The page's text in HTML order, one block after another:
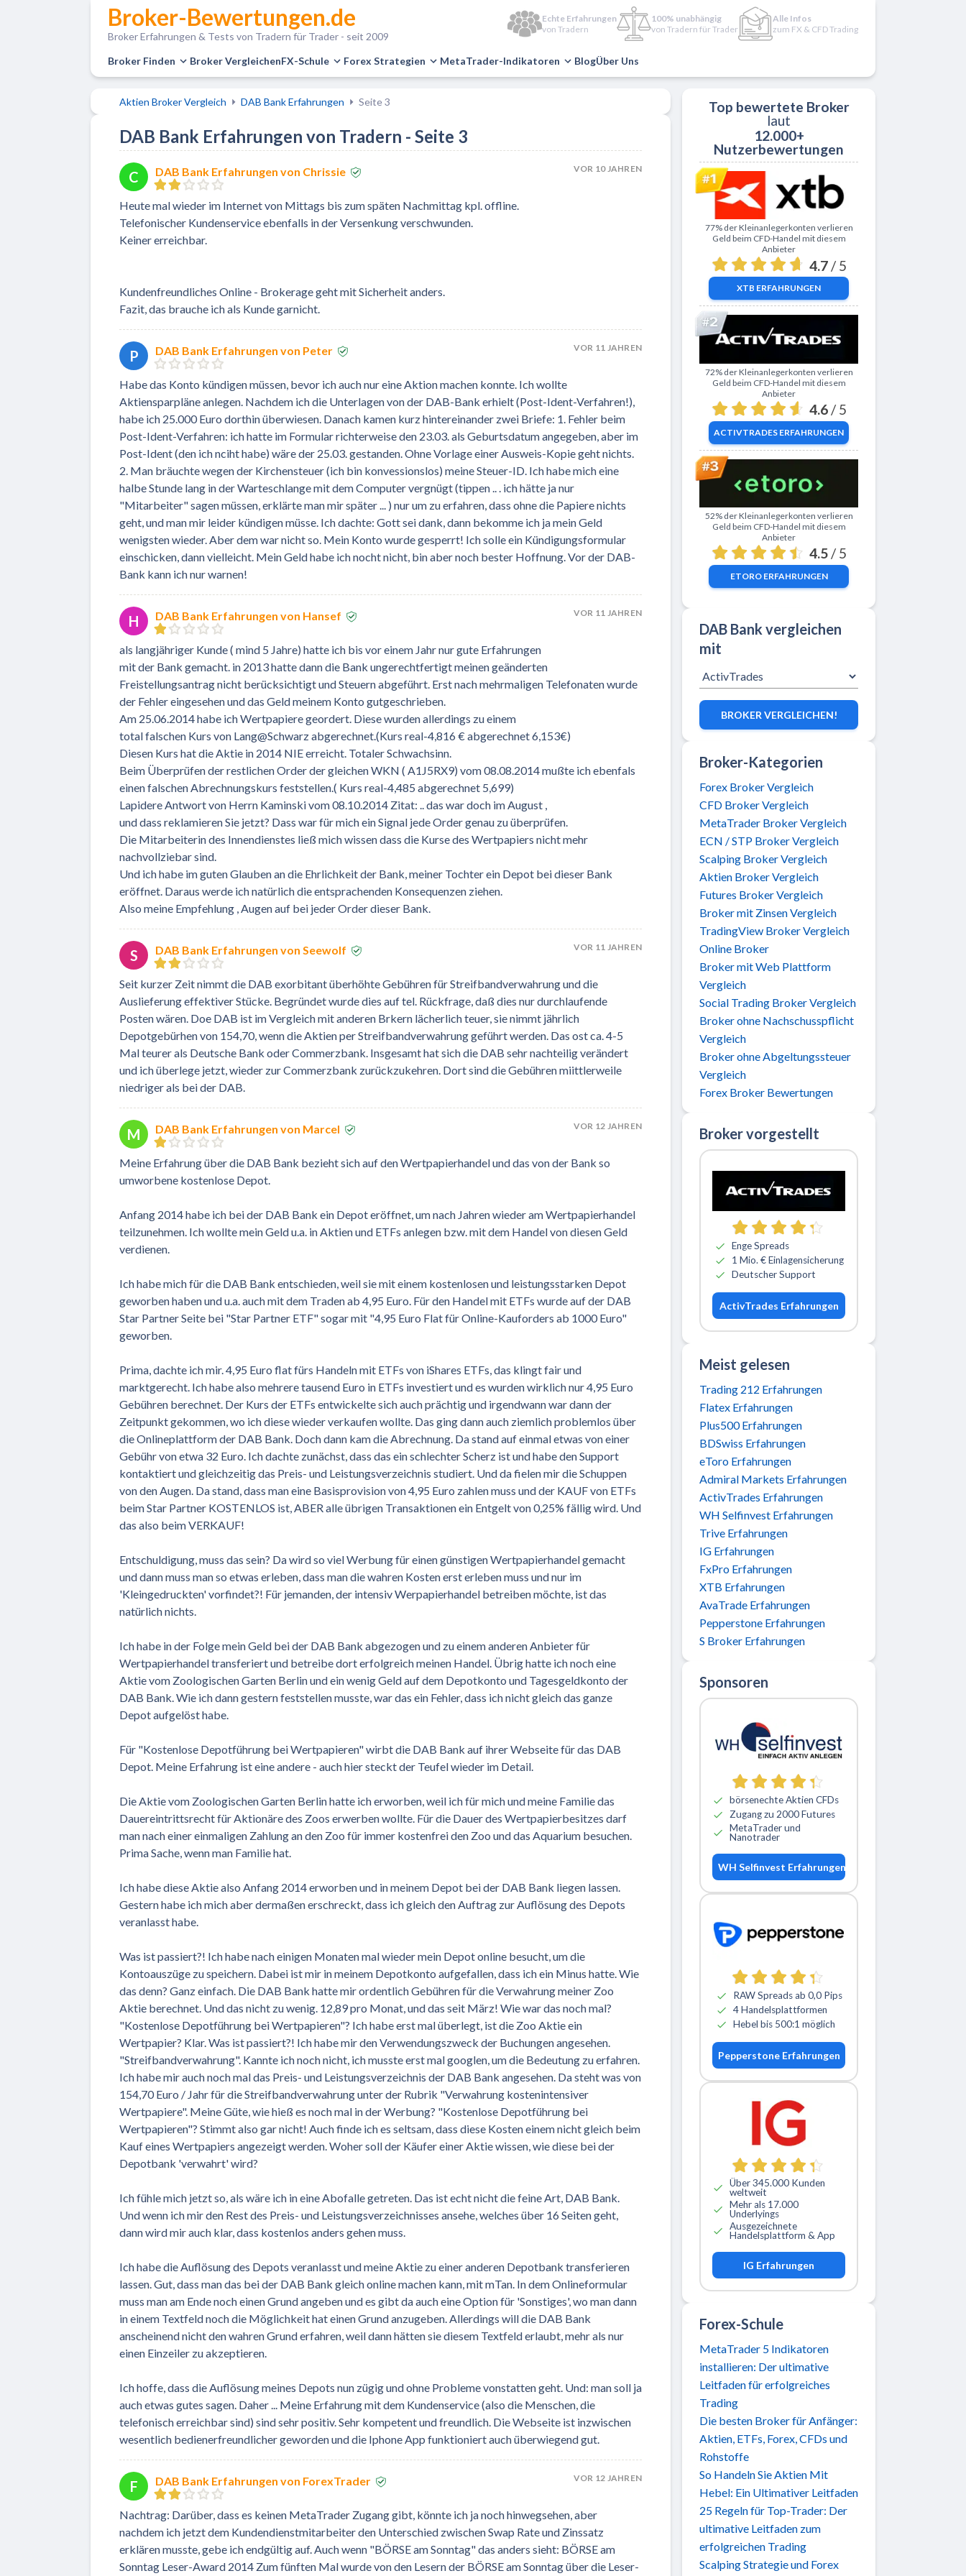
Broker-Bewertungen.de
Broker Erfahrungen & Tests von Tradern für Trader - seit 2009
Echte Erfahrungen
von Tradern
100% unabhängig
von Tradern für Trader
Alle Infos
zum FX & CFD Trading
Broker Finden Broker VergleichenFX-Schule Forex Strategien MetaTrader-Indikatoren BlogÜber Uns
Aktien Broker Vergleich DAB Bank Erfahrungen Seite 3
DAB Bank Erfahrungen von Tradern - Seite 3
C DAB Bank Erfahrungen von Chrissie VOR 10 JAHREN
Heute mal wieder im Internet von Mittags bis zum späten Nachmittag kpl. offline.
Telefonischer Kundenservice ebenfalls in der Versenkung verschwunden.
Keiner erreichbar.
Kundenfreundliches Online - Brokerage geht mit Sicherheit anders.
Fazit, das brauche ich als Kunde garnicht.
P DAB Bank Erfahrungen von Peter VOR 11 JAHREN
Habe das Konto kündigen müssen, bevor ich auch nur eine Aktion machen konnte. Ich wollte
Aktiensparpläne anlegen. Nachdem ich die Unterlagen von der DAB-Bank erhielt (Post-Ident-Verfahren!),
habe ich 25.000 Euro dorthin überwiesen. Danach kamen kurz hintereinander zwei Briefe: 1. Fehler beim
Post-Ident-Verfahren: ich hatte im Formular richterweise den 23.03. als Geburtsdatum angegeben, aber im
Post-Ident (den ich nciht habe) wäre der 25.03. gestanden. Ohne Vorlage einer Ausweis-Kopie geht nichts.
2. Man bräuchte wegen der Kirchensteuer (ich bin konvessionslos) meine Steuer-ID. Ich habe mich eine
halbe Stunde lang in der Warteschlange mit dem Computer vergnügt (tippen .. . ich hätte ja nur
"Mitarbeiter" sagen müssen, erklärte man mir später ... ) nur um zu erfahren, dass ohne die Papiere nichts
geht, und man mir leider kündigen müsse. Ich dachte: Gott sei dank, dann bekomme ich ja mein Geld
wenigsten wieder. Aber dem war nicht so. Mein Konto wurde gesperrt! Ich solle ein Kündigungsformular
einschicken, dann vielleicht. Mein Geld habe ich nocht nicht, bin aber noch bester Hoffnung. Vor der DAB-
Bank kann ich nur warnen!
H DAB Bank Erfahrungen von Hansef VOR 11 JAHREN
als langjähriger Kunde ( mind 5 Jahre) hatte ich bis vor einem Jahr nur gute Erfahrungen
mit der Bank gemacht. in 2013 hatte dann die Bank ungerechtfertigt meinen geänderten
Freistellungsantrag nicht berücksichtigt und Steuern abgeführt. Erst nach mehrmaligen Telefonaten wurde
der Fehler eingesehen und das Geld meinem Konto gutgeschrieben.
Am 25.06.2014 habe ich Wertpapiere geordert. Diese wurden allerdings zu einem
total falschen Kurs von Lang@Schwarz abgerechnet.(Kurs real-4,816 € abgerechnet 6,153€)
Diesen Kurs hat die Aktie in 2014 NIE erreicht. Totaler Schwachsinn.
Beim Überprüfen der restlichen Order der gleichen WKN ( A1J5RX9) vom 08.08.2014 mußte ich ebenfals
einen falschen Abrechnungskurs feststellen.( Kurs real-4,485 abgerechnet 5,699)
Lapidere Antwort von Herrn Kaminski vom 08.10.2014 Zitat: .. das war doch im August ,
und dass reklamieren Sie jetzt? Dass war für mich ein Signal jede Order genau zu überprüfen.
Die Mitarbeiterin des Innendienstes ließ mich wissen dass die Kurse des Wertpapiers nicht mehr
nachvollziebar sind.
Und ich habe im guten Glauben an die Ehrlichkeit der Bank, meiner Tochter ein Depot bei dieser Bank
eröffnet. Daraus werde ich natürlich die entsprachenden Konsequenzen ziehen.
Also meine Empfehlung , Augen auf bei jeder Order dieser Bank.
S DAB Bank Erfahrungen von Seewolf VOR 11 JAHREN
Seit kurzer Zeit nimmt die DAB exorbitant überhöhte Gebühren für Streifbandverwahrung und die
Auslieferung effektiver Stücke. Begründet wurde dies auf tel. Rückfrage, daß dies nur durchlaufende
Posten wären. Doe DAB ist im Vergleich mit anderen Brkern lächerlich teuer, sie nimmt jährlich
Depotgebürhen von 154,70, wenn die Aktien per Streifbandverwahrung geführt werden. Das ost ca. 4-5
Mal teurer als Deutsche Bank oder Commerzbank. Insgesamt hat sich die DAB sehr nachteilig verändert
und ich überlege jetzt, wieder zur Commerzbank zurückzukehren. Dort sind die Gebühren miittlerweile
niedriger als bei der DAB.
M DAB Bank Erfahrungen von Marcel VOR 12 JAHREN
Meine Erfahrung über die DAB Bank bezieht sich auf den Wertpapierhandel und das von der Bank so
umworbene kostenlose Depot.
Anfang 2014 habe ich bei der DAB Bank ein Depot eröffnet, um nach Jahren wieder am Wertpapierhandel
teilzunehmen. Ich wollte mein Geld u.a. in Aktien und ETFs anlegen bzw. mit dem Handel von diesen Geld
verdienen.
Ich habe mich für die DAB Bank entschieden, weil sie mit einem kostenlosen und leistungsstarken Depot
geworben haben und u.a. auch mit dem Traden ab 4,95 Euro. Für den Handel mit ETFs wurde auf der DAB
Star Partner Seite bei "Star Partner ETF" sogar mit "4,95 Euro Flat für Online-Kauforders ab 1000 Euro"
geworben.
Prima, dachte ich mir. 4,95 Euro flat fürs Handeln mit ETFs von iShares ETFs, das klingt fair und
marktgerecht. Ich habe also mehrere tausend Euro in ETFs investiert und es wurden wirklich nur 4,95 Euro
Gebühren berechnet. Der Kurs der ETFs entwickelte sich auch prächtig und irgendwann war dann der
Zeitpunkt gekommen, wo ich diese wieder verkaufen wollte. Das ging dann auch ziemlich problemlos über
die Onlineplattform der DAB Bank. Doch dann kam die Abrechnung. Da stand auf einmal etwas von einer
Gebühr von etwa 32 Euro. Ich dachte zunächst, dass das ein schlechter Scherz ist und habe den Support
kontaktiert und gleichzeitig das Preis- und Leistungsverzeichnis studiert. Und da fielen mir die Schuppen
von den Augen. Da stand, dass man eine Basisprovision von 4,95 Euro zahlen muss und der KAUF von ETFs
beim Star Partner KOSTENLOS ist, ABER alle übrigen Transaktionen ein Entgelt von 0,25% fällig wird. Und
das also beim VERKAUF!
Entschuldigung, muss das sein? Da wird so viel Werbung für einen günstigen Wertpapierhandel gemacht
und dann muss man so etwas erleben, dass man die wahren Kosten erst erleben muss und nur im
'Kleingedruckten' vorfindet?! Für jemanden, der intensiv Werpapierhandel betreiben möchte, ist das
natürlich nichts.
Ich habe in der Folge mein Geld bei der DAB Bank abgezogen und zu einem anderen Anbieter für
Wertpapierhandel transferiert und betreibe dort erfolgreich meinen Handel. Übrig hatte ich noch eine
Aktie vom Zoologischen Garten Berlin und ein wenig Geld auf dem Depotkonto und Tagesgeldkonto der
DAB Bank. Wie ich dann gestern feststellen musste, war das ein Fehler, dass ich nicht gleich das ganze
Depot aufgelöst habe.
Für "Kostenlose Depotführung bei Wertpapieren" wirbt die DAB Bank auf ihrer Webseite für das DAB
Depot. Meine Erfahrung ist eine andere - auch hier steckt der Teufel wieder im Detail.
Die Aktie vom Zoologischen Garten Berlin hatte ich erworben, weil ich für mich und meine Familie das
Dauereintrittsrecht für Aktionäre des Zoos erwerben wollte. Für die Dauer des Wertpapierbesitzes darf
man nach einer einmaligen Zahlung an den Zoo für immer kostenfrei den Zoo und das Aquarium besuchen.
Prima Sache, wenn man Familie hat.
Ich habe diese Aktie also Anfang 2014 erworben und in meinem Depot bei der DAB Bank liegen lassen.
Gestern habe ich mich aber dermaßen erschreckt, dass ich gleich den Auftrag zur Auflösung des Depots
veranlasst habe.
Was ist passiert?! Ich habe nach einigen Monaten mal wieder mein Depot online besucht, um die
Kontoauszüge zu speichern. Dabei ist mir in meinem Depotkonto aufgefallen, dass ich ein Minus hatte. Wie
das denn? Ganz einfach. Die DAB Bank hatte mir ordentlich Gebühren für die Verwahrung meiner Zoo
Aktie berechnet. Und das nicht zu wenig. 12,89 pro Monat, und das seit März! Wie war das noch mal?
"Kostenlose Depotführung bei Wertpapieren"? Ich habe erst mal überlegt, ist die Zoo Aktie ein
Wertpapier? Klar. Was ist passiert?! Ich habe mir den Verwendungszweck der Buchungen angesehen.
"Streifbandverwahrung". Kannte ich noch nicht, ich musste erst mal googlen, um die Bedeutung zu erfahren.
Ich habe mir auch noch mal das Preis- und Leistungsverzeichnis der DAB Bank angesehen. Da steht was von
154,70 Euro / Jahr für die Streifbandverwahrung unter der Rubrik "Verwahrung kostenintensiver
Wertpapiere". Meine Güte, wie hieß es noch mal in der Werbung? "Kostenlose Depotführung bei
Wertpapieren"? Stimmt also gar nicht! Auch finde ich es seltsam, dass diese Kosten einem nicht gleich beim
Kauf eines Wertpapiers angezeigt werden. Woher soll der Käufer einer Aktie wissen, wie diese bei der
Depotbank 'verwahrt' wird?
Ich fühle mich jetzt so, als wäre ich in eine Abofalle getreten. Das ist echt nicht die feine Art, DAB Bank.
Und wenn ich mir den Rest des Preis- und Leistungsverzeichnisses ansehe, welches über 16 Seiten geht,
dann wird mir auch klar, dass kostenlos anders gehen muss.
Ich habe die Auflösung des Depots veranlasst und meine Aktie zu einer anderen Depotbank transferieren
lassen. Gut, dass man das bei der DAB Bank gleich online machen kann, mit mTan. In dem Onlineformular
muss man am Ende noch einen Grund angeben und es gibt da auch eine Option für 'Sonstiges', wo man dann
in einem Textfeld noch die Möglichkeit hat einen Grund anzugeben. Allerdings will die DAB Bank
anscheinend nicht den wahren Grund erfahren, weil dann hätten sie diesem Textfeld erlaubt, mehr als nur
einen Einzeiler zu akzeptieren.
Ich hoffe, dass die Auflösung meines Depots nun zügig und ohne Probleme vonstatten geht. Und: man soll ja
auch etwas gutes sagen. Daher ... Meine Erfahrung mit dem Kundenservice (also die Menschen, die
telefonisch erreichbar sind) sind sehr positiv. Sehr kompetent und freundlich. Die Webseite ist inzwischen
wesentlich bedienerfreundlicher geworden und die Iphone App funktioniert auch überwiegend gut.
F DAB Bank Erfahrungen von ForexTrader VOR 12 JAHREN
Nachtrag: Darüber, dass es keinen MetaTrader Zugang gibt, könnte ich ja noch hinwegsehen, aber
nachdem ich jetzt dem Kundendienstmitarbeiter den Unterschied zwischen Swap Rate und Zinssatz
erklären musste, gebe ich endgültig auf. Auch wenn "BÖRSE am Sonntag" das anders sieht: BÖRSE am
Sonntag Leser-Award 2014 Zum fünften Mal wurde von den Lesern der BÖRSE am Sonntag über die Leser-
Top bewertete Broker
laut
12.000+
Nutzerbewertungen
Zu XTB
77% der Kleinanlegerkonten verlieren
Geld beim CFD-Handel mit diesem
Anbieter
4.7 / 5
XTB ERFAHRUNGEN
Zu ActivTrades
72% der Kleinanlegerkonten verlieren
Geld beim CFD-Handel mit diesem
Anbieter
4.6 / 5
ACTIVTRADES ERFAHRUNGEN
Zu eToro
52% der Kleinanlegerkonten verlieren
Geld beim CFD-Handel mit diesem
Anbieter
4.5 / 5
ETOROERFAHRUNGEN
DAB Bank vergleichen
mit
BROKER VERGLEICHEN!
Broker-Kategorien
Forex Broker Vergleich
CFD Broker Vergleich
MetaTrader Broker Vergleich
ECN / STP Broker Vergleich
Scalping Broker Vergleich
Aktien Broker Vergleich
Futures Broker Vergleich
Broker mit Zinsen Vergleich
TradingView Broker Vergleich
Online Broker
Broker mit Web Plattform
Vergleich
Social Trading Broker Vergleich
Broker ohne Nachschusspflicht
Vergleich
Broker ohne Abgeltungssteuer
Vergleich
Forex Broker Bewertungen
Broker vorgestellt
Zu ActivTrades
Enge Spreads
1 Mio. € Einlagensicherung
Deutscher Support
ActivTrades Erfahrungen
Meist gelesen
Trading 212 Erfahrungen
Flatex Erfahrungen
Plus500 Erfahrungen
BDSwiss Erfahrungen
eToro Erfahrungen
Admiral Markets Erfahrungen
ActivTrades Erfahrungen
WH Selfinvest Erfahrungen
Trive Erfahrungen
IG Erfahrungen
FxPro Erfahrungen
XTB Erfahrungen
AvaTrade Erfahrungen
Pepperstone Erfahrungen
S Broker Erfahrungen
Sponsoren
börsenechte Aktien CFDs
Zugang zu 2000 Futures
MetaTrader und
Nanotrader
WH Selfinvest Erfahrungen
RAW Spreads ab 0,0 Pips
4 Handelsplattformen
Hebel bis 500:1 möglich
Pepperstone Erfahrungen
Über 345.000 Kunden
weltweit
Mehr als 17.000
Underlyings
Ausgezeichnete
Handelsplattform & App
IG Erfahrungen
Forex-Schule
MetaTrader 5 Indikatoren
installieren: Der ultimative
Leitfaden für erfolgreiches
Trading
Die besten Broker für Anfänger:
Aktien, ETFs, Forex, CFDs und
Rohstoffe
So Handeln Sie Aktien Mit
Hebel: Ein Ultimativer Leitfaden
25 Regeln für Top-Trader: Der
ultimative Leitfaden zum
erfolgreichen Trading
Scalping Strategie und Forex